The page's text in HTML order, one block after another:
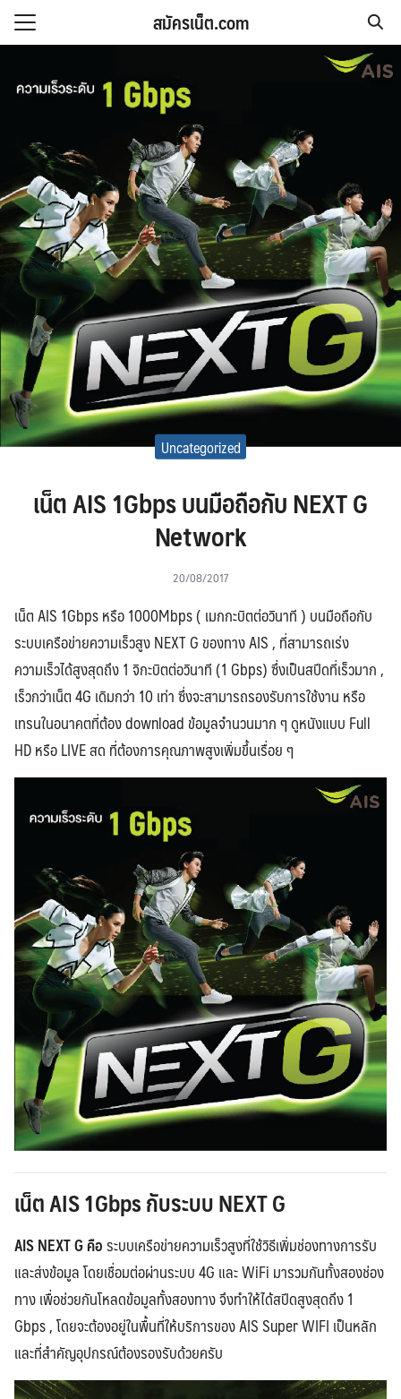
Skip
สมัครเน็ต.com
Search
Uncategorized
เน็ต AIS 1Gbps บนมือถือกับ NEXT G
Network
20/08/2017
เน็ต AIS 1Gbps หรือ 1000Mbps ( เมกกะบิตต่อวินาที ) บนมือถือกับ
ระบบเครือข่ายความเร็วสูง NEXT G ของทาง AIS , ที่สามารถเร่ง
ความเร็วได้สูงสุดถึง 1 จิกะบิตต่อวินาที (1 Gbps) ซึ่งเป็นสปีดที่เร็วมาก ,
เร็วกว่าเน็ต 4G เดิมกว่า 10 เท่า ซึ่งจะสามารถรองรับการใช้งาน หรือ
เทรนในอนาคตที่ต้อง download ข้อมูลจำนวนมาก ๆ ดูหนังแบบ Full
HD หรือ LIVE สด ที่ต้องการคุณภาพสูงเพิ่มขึ้นเรื่อย ๆ
เน็ต AIS 1Gbps กับระบบ NEXT G
AIS NEXT G คือระบบเครือข่ายความเร็วสูงที่ใช้วิธีเพิ่มช่องทางการรับ
และส่งข้อมูล โดยเชื่อมต่อผ่านระบบ 4G และ WiFi มารวมกันทั้งสองช่อง
ทาง เพื่อช่วยกันโหลดข้อมูลทั้งสองทาง จึงทำให้ได้สปีดสูงสุดถึง 1
Gbps , โดยจะต้องอยู่ในพื้นที่ให้บริการของ AIS Super WIFI เป็นหลัก
และที่สำคัญอุปกรณ์ต้องรองรับด้วยครับ